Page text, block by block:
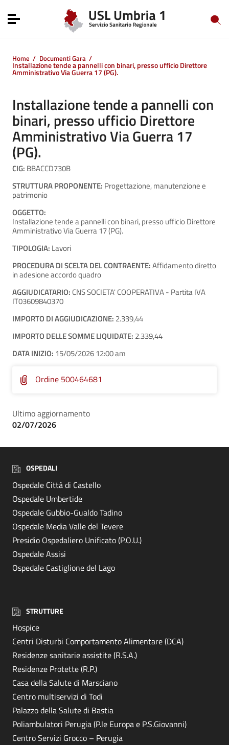
Vai al menu di navigazione
Toggle navigation
Home / Documenti Gara /
Installazione tende a pannelli con binari, presso ufficio Direttore
Amministrativo Via Guerra 17 (PG).
Installazione tende a pannelli con
binari, presso ufficio Direttore
Amministrativo Via Guerra 17
(PG).
CIG: BBACCD730B
STRUTTURA PROPONENTE: Progettazione, manutenzione e
patrimonio
OGGETTO:
Installazione tende a pannelli con binari, presso ufficio Direttore
Amministrativo Via Guerra 17 (PG).
TIPOLOGIA: Lavori
PROCEDURA DI SCELTA DEL CONTRAENTE:Affidamento diretto
in adesione accordo quadro
AGGIUDICATARIO: CNS SOCIETA' COOPERATIVA - Partita IVA
IT03609840370
IMPORTO DI AGGIUDICAZIONE: 2.339,44
IMPORTO DELLE SOMME LIQUIDATE: 2.339,44
DATA INIZIO: 15/05/2026 12:00 am
Ordine 500464681
Ultimo aggiornamento
02/07/2026
OSPEDALI
Ospedale Città di Castello
Ospedale Umbertide
Ospedale Gubbio-Gualdo Tadino
Ospedale Media Valle del Tevere
Presidio Ospedaliero Unificato (P.O.U.)
Ospedale Assisi
Ospedale Castiglione del Lago
STRUTTURE
Hospice
Centri Disturbi Comportamento Alimentare (DCA)
Residenze sanitarie assistite (R.S.A.)
Residenze Protette (R.P.)
Casa della Salute di Marsciano
Centro multiservizi di Todi
Palazzo della Salute di Bastia
Poliambulatori Perugia (P.le Europa e P.S.Giovanni)
Centro Servizi Grocco – Perugia